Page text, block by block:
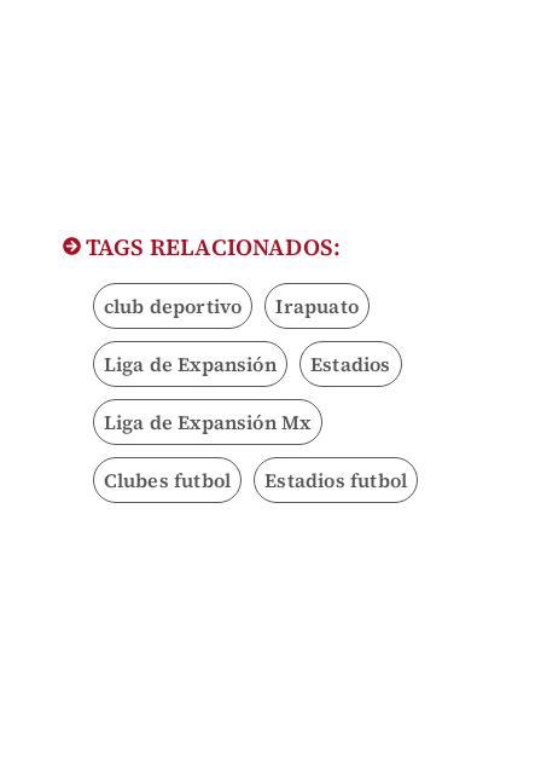
TAGS RELACIONADOS:
club deportivo Irapuato
Liga de Expansión Estadios
Liga de Expansión Mx
Clubes futbol Estadios futbol